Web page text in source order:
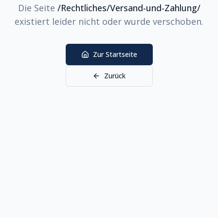
Die Seite /Rechtliches/Versand-und-Zahlung/
existiert leider nicht oder wurde verschoben.
Zur Startseite
Zurück